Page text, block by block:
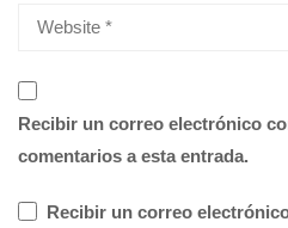
Recibir un correo electrónico
comentarios a esta entrada.
Recibir un correo